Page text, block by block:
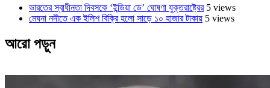
ভারতের স্বাধীনতা দিবসকে ‘ইন্ডিয়া ডে’ ঘোষণা যুক্তরাষ্ট্রের 5 views
মেঘনা নদীতে এক ইলিশ বিক্রি হলো সাড়ে ১০ হাজার টাকায় 5 views
আরো পড়ুন